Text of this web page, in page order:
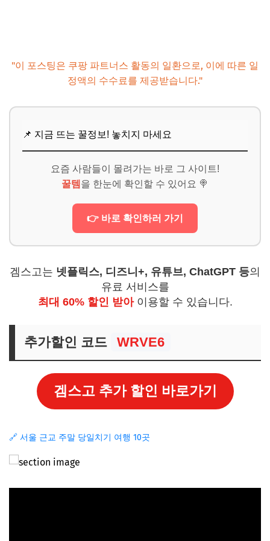
Q. 당일치기 여행 중 식사는 어떻게 해결하는 것이 좋을까
요?
📌 지금 뜨는 꿀정보! 놓치지 마세요
마무리 및 팁: 나만의 힐링 명소를 찾아 떠나세요!
"이 포스팅은 쿠팡 파트너스 활동의 일환으로, 이에 따른 일
정액의 수수료를 제공받습니다."
📌 지금 뜨는 꿀정보! 놓치지 마세요
요즘 사람들이 몰려가는 바로 그 사이트!
꿀템 을 한눈에 확인할 수 있어요 🍭
👉 바로 확인하러 가기
겜스고는 넷플릭스, 디즈니+, 유튜브, ChatGPT 등의
유료 서비스를
최대 60% 할인 받아이용할 수 있습니다.
추가할인 코드 WRVE6
겜스고 추가 할인 바로가기
🔗 서울 근교 주말 당일치기 여행 10곳